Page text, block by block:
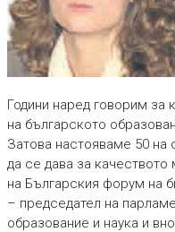
Години наред говорим за
на българското
Затова настояваме 50 на
да се дава за качеството
на Българския форум на
– председател на
образование и наука и